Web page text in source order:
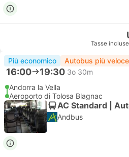
Tasse incluse
Più economico Autobus più veloce
16:00 19:30 3o 30m
Andorra la Vella
Aeroporto di Tolosa Blagnac
AC Standard |
Andbus